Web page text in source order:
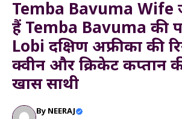
Temba Bavuma Wife
हैं Temba Bavuma की
Lobi दक्षिण अफ्रीका की
क्वीन और क्रिकेट कप्तान
खास साथी
By NEERAJ